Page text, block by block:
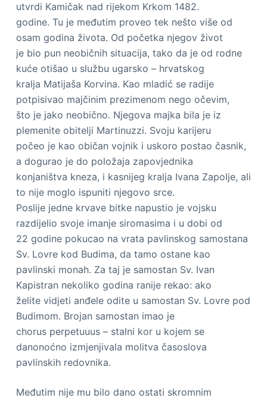
utvrdi Kamičak nad rijekom Krkom 1482.
godine. Tu je međutim proveo tek nešto više od
osam godina života. Od početka njegov život
je bio pun neobičnih situacija, tako da je od rodne
kuće otišao u službu ugarsko – hrvatskog
kralja Matijaša Korvina. Kao mladić se radije
potpisivao majčinim prezimenom nego očevim,
što je jako neobično. Njegova majka bila je iz
plemenite obitelji Martinuzzi. Svoju karijeru
počeo je kao običan vojnik i uskoro postao časnik,
a dogurao je do položaja zapovjednika
konjaništva kneza, i kasnijeg kralja Ivana Zapolje, ali
to nije moglo ispuniti njegovo srce.
Poslije jedne krvave bitke napustio je vojsku
razdijelio svoje imanje siromasima i u dobi od
22 godine pokucao na vrata pavlinskog samostana
Sv. Lovre kod Budima, da tamo ostane kao
pavlinski monah. Za taj je samostan Sv. Ivan
Kapistran nekoliko godina ranije rekao: ako
želite vidjeti anđele odite u samostan Sv. Lovre pod
Budimom. Brojan samostan imao je
chorus perpetuuus – stalni kor u kojem se
danonoćno izmjenjivala molitva časoslova
pavlinskih redovnika.
Međutim nije mu bilo dano ostati skromnim